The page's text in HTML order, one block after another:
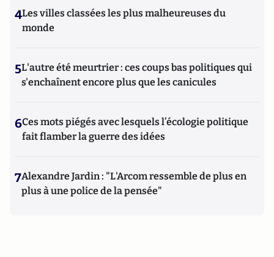
4Les villes classées les plus malheureuses du
monde
5L'autre été meurtrier : ces coups bas politiques qui
s'enchaînent encore plus que les canicules
6Ces mots piégés avec lesquels l’écologie politique
fait flamber la guerre des idées
7Alexandre Jardin : "L'Arcom ressemble de plus en
plus à une police de la pensée"